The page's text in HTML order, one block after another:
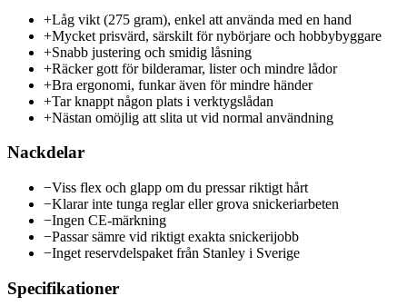
+Låg vikt (275 gram), enkel att använda med en hand
+Mycket prisvärd, särskilt för nybörjare och hobbybyggare
+Snabb justering och smidig låsning
+Räcker gott för bilderamar, lister och mindre lådor
+Bra ergonomi, funkar även för mindre händer
+Tar knappt någon plats i verktygslådan
+Nästan omöjlig att slita ut vid normal användning
Nackdelar
−Viss flex och glapp om du pressar riktigt hårt
−Klarar inte tunga reglar eller grova snickeriarbeten
−Ingen CE-märkning
−Passar sämre vid riktigt exakta snickerijobb
−Inget reservdelspaket från Stanley i Sverige
Specifikationer